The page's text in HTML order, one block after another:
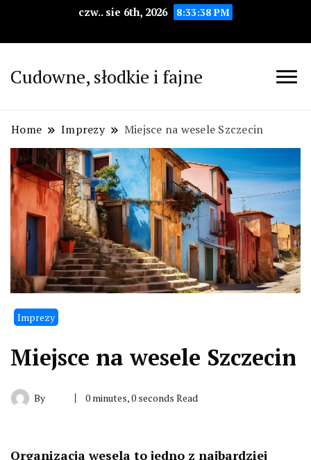
czw.. sie 6th, 2026 8:33:39 PM
Cudowne, słodkie i fajne
Home Imprezy Miejsce na wesele Szczecin
Imprezy
Miejsce na wesele Szczecin
By 0 minutes, 0 seconds Read
Organizacja wesela to jedno z najbardziej